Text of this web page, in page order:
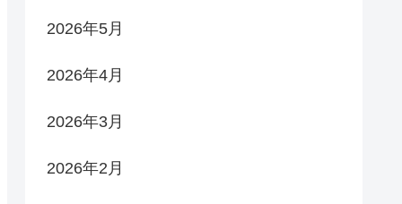
2026年5月
2026年4月
2026年3月
2026年2月